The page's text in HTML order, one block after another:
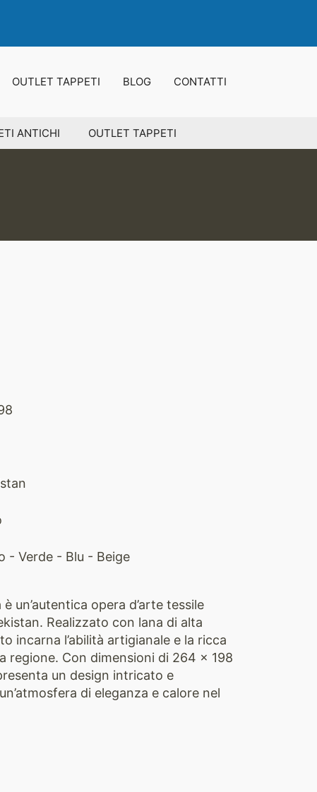
OUTLET TAPPETI BLOG CONTATTI
ANTICHI OUTLET TAPPETI
- Verde - Blu - Beige
un’autentica opera d’arte tessile
Realizzato con lana di alta
incarna l’abilità artigianale e la ricca
regione. Con dimensioni di 264 x 198
un design intricato e
di eleganza e calore nel